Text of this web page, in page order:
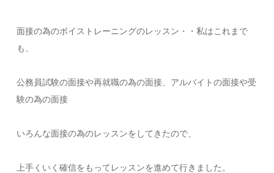
面接の為のボイストレーニングのレッスン・・私はこれまで
も、
公務員試験の面接や再就職の為の面接、アルバイトの面接や受
験の為の面接
いろんな面接の為のレッスンをしてきたので、
上手くいく確信をもってレッスンを進めて行きました。